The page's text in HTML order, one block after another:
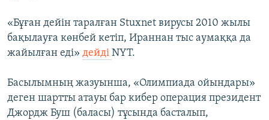
«Бұған дейін таралған Stuxnet вирусы 2010 жылы
бақылауға көнбей кетіп, Ираннан тыс аумаққа да
жайылған еді» дейді NYT.
Басылымның жазуынша, «Олимпиада ойындары»
деген шартты атауы бар кибер операция президент
Джордж Буш (баласы) тұсында басталып,